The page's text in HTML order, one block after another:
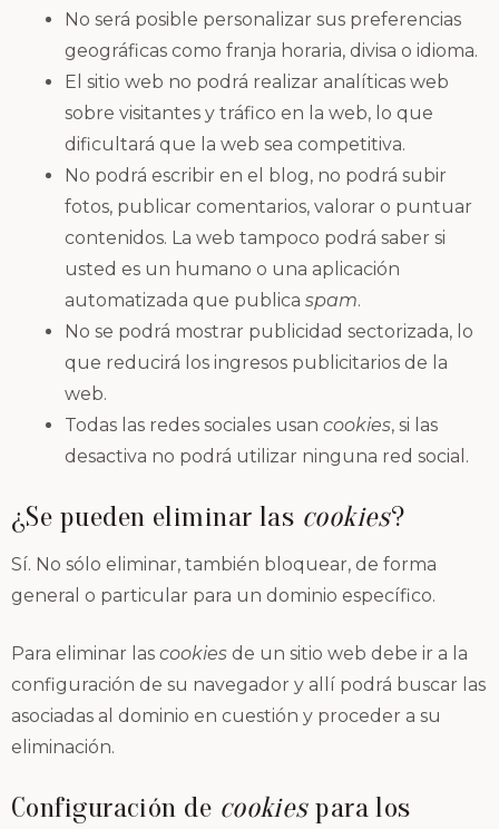
No será posible personalizar sus preferencias
geográficas como franja horaria, divisa o idioma.
El sitio web no podrá realizar analíticas web
sobre visitantes y tráfico en la web, lo que
dificultará que la web sea competitiva.
No podrá escribir en el blog, no podrá subir
fotos, publicar comentarios, valorar o puntuar
contenidos. La web tampoco podrá saber si
usted es un humano o una aplicación
automatizada que publica spam.
No se podrá mostrar publicidad sectorizada, lo
que reducirá los ingresos publicitarios de la
web.
Todas las redes sociales usan cookies, si las
desactiva no podrá utilizar ninguna red social.
¿Se pueden eliminar las cookies?
Sí. No sólo eliminar, también bloquear, de forma
general o particular para un dominio específico.
Para eliminar las cookies de un sitio web debe ir a la
configuración de su navegador y allí podrá buscar las
asociadas al dominio en cuestión y proceder a su
eliminación.
Configuración de cookiespara los